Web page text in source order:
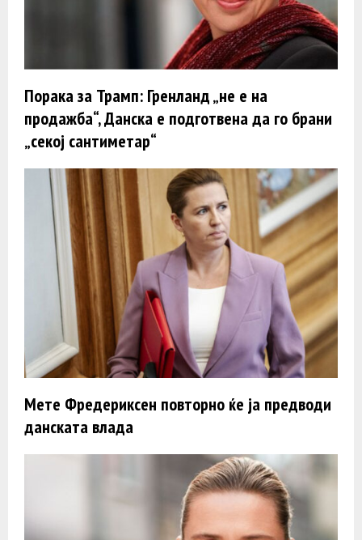
Порака за Трамп: Гренланд „не е на
продажба“, Данска е подготвена да го брани
„секој сантиметар“
Мете Фредериксен повторно ќе ја предводи
данската влада